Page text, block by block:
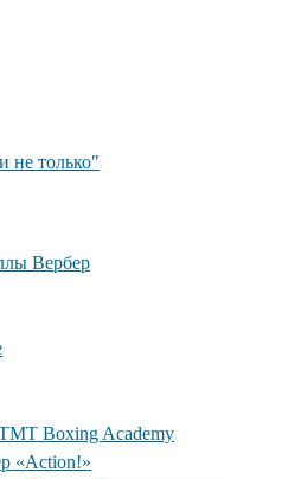
не только"
Вербер
Boxing Academy
«Action!»